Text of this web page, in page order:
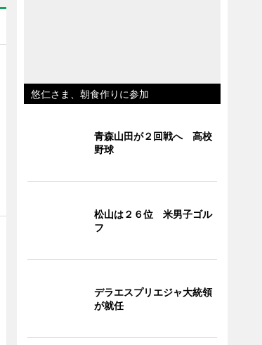
悠仁さま、朝食作りに参加
青森山田が２回戦へ 高校
野球
松山は２６位 米男子ゴル
フ
デラエスプリエジャ大統領
が就任